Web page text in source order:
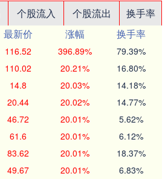
个股流入 个股流出
换手率
最新价 涨幅
换手率
116.52 396.89% 79.39%
110.02 20.21% 16.80%
14.8 20.03% 14.18%
20.44 20.02% 14.77%
46.72 20.01% 5.62%
61.6 20.01% 6.12%
83.62 20.01% 18.37%
49.67 20.01% 6.83%